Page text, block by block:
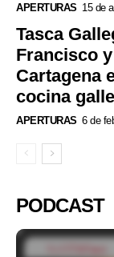
APERTURAS 15 de
Tasca
Francisco
Cartagena
cocina
APERTURAS 6 de
PODCAST